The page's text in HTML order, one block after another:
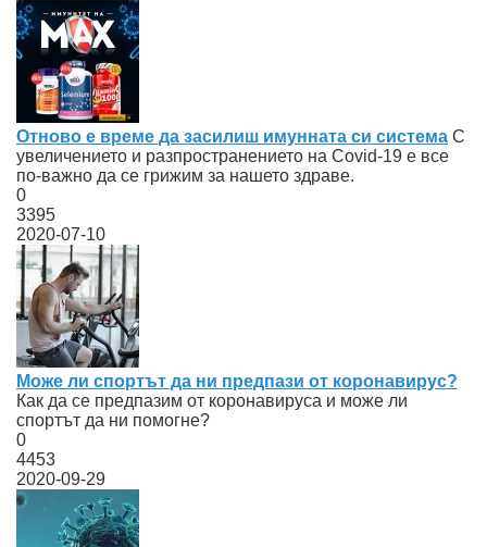
Отново е време да засилиш имунната си система С
увеличението и разпространението на Covid-19 е все
по-важно да се грижим за нашето здраве.
0
3395
2020-07-10
Може ли спортът да ни предпази от коронавирус?
Как да се предпазим от коронавируса и може ли
спортът да ни помогне?
0
4453
2020-09-29